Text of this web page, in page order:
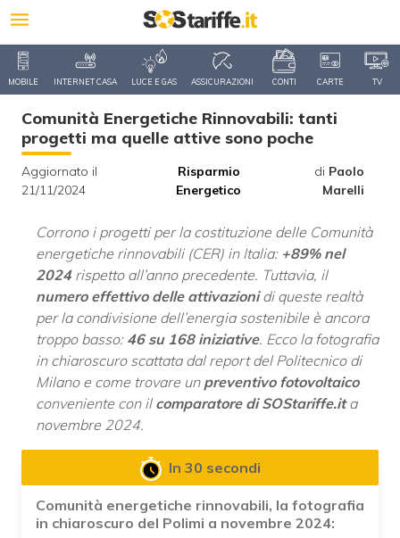
MOBILE INTERNET CASA LUCE E GAS ASSICURAZIONI CONTI CARTE TV
Comunità Energetiche Rinnovabili: tanti
progetti ma quelle attive sono poche
Aggiornato il
21/11/2024
Risparmio
Energetico
di Paolo
Marelli
Corrono i progetti per la costituzione delle Comunità
energetiche rinnovabili (CER) in Italia: +89% nel
2024rispetto all’anno precedente. Tuttavia, il
numero effettivo delle attivazionidi queste realtà
per la condivisione dell’energia sostenibile è ancora
troppo basso: 46 su 168 iniziative. Ecco la fotografia
in chiaroscuro scattata dal report del Politecnico di
Milano e come trovare un preventivo fotovoltaico
conveniente con il comparatore di SOStariffe.ita
novembre 2024.
In 30 secondi
Comunità energetiche rinnovabili, la fotografia
in chiaroscuro del Polimi a novembre 2024: